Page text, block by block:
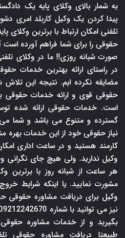
به شمار بالای وکلای پایه یک
پیدا کردن یک وکیل کاربلد امری
تلفنی امکان ارتباط با برترین
حقوقی را برای شما فراهم آورده
صورت شبانه روزی!! ما در وکلای
در راستای ارائه بهترین خدمات
مضایقه نکرده ایم. نتیجه این
حقوقی قوی و ارائه خدمات
است. خدمات حقوقی ارائه شده
گسترده و متنوع می باشد و شما می
نیاز حقوقی خود از این خدمات بهره
کارمند هستید و در ساعت اداری
وکیل ندارید. ولی هیچ جای نگرانی
هر ساعت از شبانه روز با برترین
مشورت نمایید. یا اینکه شرایط
وکیل برای دریافت مشاوره حقوقی
بگیرید و از خدمات مشاوره
طبیعتا دریافت مشاوره حقوقی